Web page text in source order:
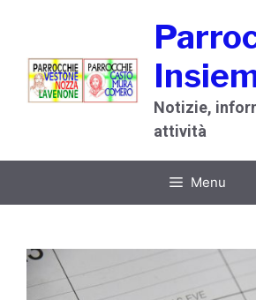
contenuto
Notizie,
attività
Menu